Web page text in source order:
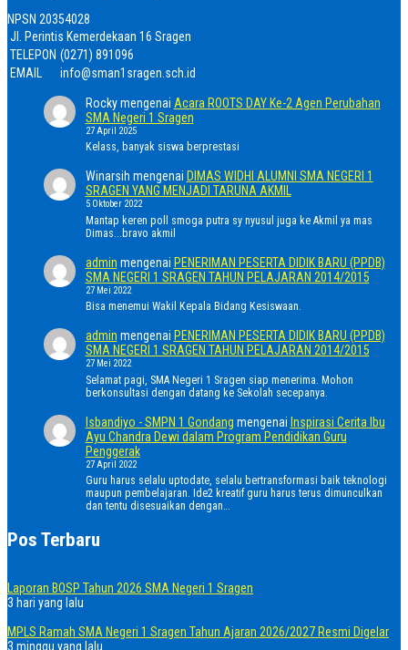
NPSN 20354028
Jl. Perintis Kemerdekaan 16 Sragen
TELEPON (0271) 891096
EMAIL
info@sman1sragen.sch.id
Rockymengenai Acara ROOTS DAY Ke-2 Agen Perubahan
SMA Negeri 1 Sragen
27 April 2025
Kelass, banyak siswa berprestasi
Winarsih mengenai DIMAS WIDHI ALUMNI SMA NEGERI 1
SRAGEN YANG MENJADI TARUNA AKMIL
5 Oktober 2022
Mantap keren poll smoga putra sy nyusul juga ke Akmil ya mas
Dimas...bravo akmil
admin mengenai PENERIMAN PESERTA DIDIK BARU (PPDB)
SMA NEGERI 1 SRAGEN TAHUN PELAJARAN 2014/2015
27 Mei 2022
Bisa menemui Wakil Kepala Bidang Kesiswaan.
admin mengenai PENERIMAN PESERTA DIDIK BARU (PPDB)
SMA NEGERI 1 SRAGEN TAHUN PELAJARAN 2014/2015
27 Mei 2022
Selamat pagi, SMA Negeri 1 Sragen siap menerima. Mohon
berkonsultasi dengan datang ke Sekolah secepanya.
Isbandiyo - SMPN 1 Gondang mengenai Inspirasi Cerita Ibu
Ayu Chandra Dewi dalam Program Pendidikan Guru
Penggerak
27 April 2022
Guru harus selalu uptodate, selalu bertransformasi baik teknologi
maupun pembelajaran. Ide2 kreatif guru harus terus dimunculkan
dan tentu disesuaikan dengan…
Pos Terbaru
Laporan BOSP Tahun 2026 SMA Negeri 1 Sragen
3 hari yang lalu
MPLS Ramah SMA Negeri 1 Sragen Tahun Ajaran 2026/2027 Resmi Digelar
3 minggu yang lalu